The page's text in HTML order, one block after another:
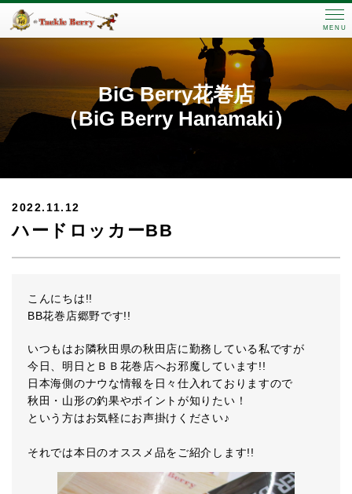
MENU
BiG Berry花巻店
（BiG Berry Hanamaki）
2022.11.12
ハードロッカーBB
こんにちは!!
BB花巻店郷野です!!
いつもはお隣秋田県の秋田店に勤務している私ですが
今日、明日とＢＢ花巻店へお邪魔しています!!
日本海側のナウな情報を日々仕入れておりますので
秋田・山形の釣果やポイントが知りたい！
という方はお気軽にお声掛けください♪
それでは本日のオススメ品をご紹介します!!